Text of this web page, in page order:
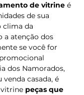
de vitrine é
de sua
clima da
a atenção dos
se você for
dos Namorados,
casada, é
peças que